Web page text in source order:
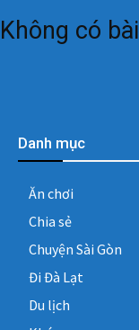
Không có
Danh mục
Ăn chơi
Chia sẻ
Chuyện Sài Gòn
Đi Đà Lạt
Du lịch